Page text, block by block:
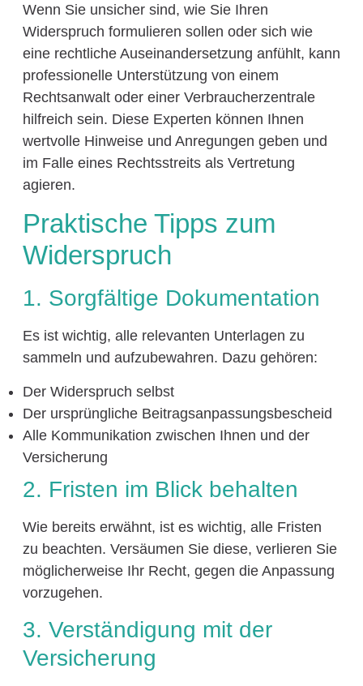
Wenn Sie unsicher sind, wie Sie Ihren
Widerspruch formulieren sollen oder sich wie
eine rechtliche Auseinandersetzung anfühlt, kann
professionelle Unterstützung von einem
Rechtsanwalt oder einer Verbraucherzentrale
hilfreich sein. Diese Experten können Ihnen
wertvolle Hinweise und Anregungen geben und
im Falle eines Rechtsstreits als Vertretung
agieren.
Praktische Tipps zum
Widerspruch
1. Sorgfältige Dokumentation
Es ist wichtig, alle relevanten Unterlagen zu
sammeln und aufzubewahren. Dazu gehören:
Der Widerspruch selbst
Der ursprüngliche Beitragsanpassungsbescheid
Alle Kommunikation zwischen Ihnen und der
Versicherung
2. Fristen im Blick behalten
Wie bereits erwähnt, ist es wichtig, alle Fristen
zu beachten. Versäumen Sie diese, verlieren Sie
möglicherweise Ihr Recht, gegen die Anpassung
vorzugehen.
3. Verständigung mit der
Versicherung